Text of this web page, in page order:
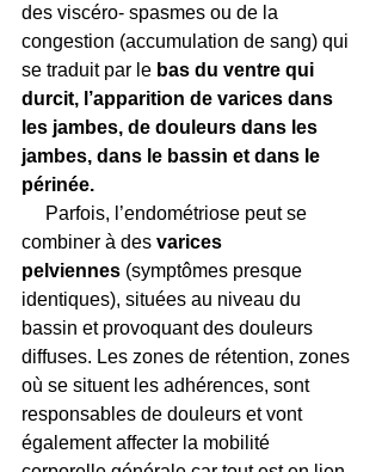
des viscéro- spasmes ou de la
congestion (accumulation de sang) qui
se traduit par le bas du ventre qui
durcit, l’apparition de varices dans
les jambes, de douleurs dans les
jambes, dans le bassin et dans le
périnée.
Parfois, l’endométriose peut se
combiner à des varices
pelviennes (symptômes presque
identiques), situées au niveau du
bassin et provoquant des douleurs
diffuses. Les zones de rétention, zones
où se situent les adhérences, sont
responsables de douleurs et vont
également affecter la mobilité